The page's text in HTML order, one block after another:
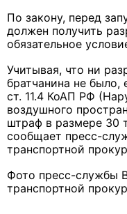
По закону, перед
должен получить
обязательное
Учитывая, что ни
братчанина не было,
ст. 11.4 КоАП РФ
воздушного
штраф в размере 30
сообщает пресс-
транспортной
Фото пресс-службы
транспортной